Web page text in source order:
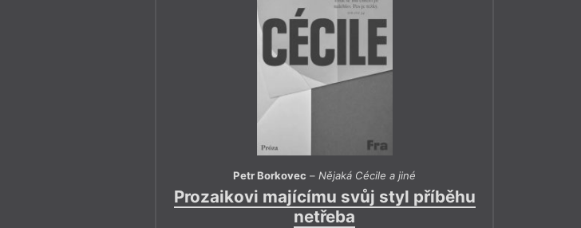
Petr Borkovec –Nějaká Cécile a jiné
Prozaikovi majícímu svůj styl příběhu
netřeba